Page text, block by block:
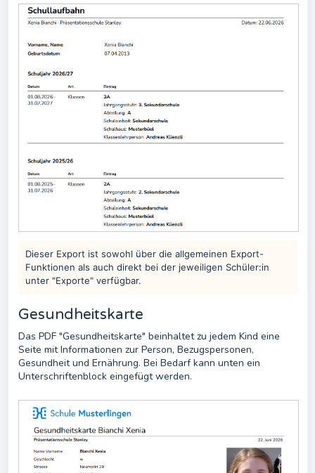
Dieser Export ist sowohl über die allgemeinen Export-
Funktionen als auch direkt bei der jeweiligen Schüler:in
unter "Exporte" verfügbar.
Gesundheitskarte
Das PDF "Gesundheitskarte" beinhaltet zu jedem Kind eine
Seite mit Informationen zur Person, Bezugspersonen,
Gesundheit und Ernährung. Bei Bedarf kann unten ein
Unterschriftenblock eingefügt werden.